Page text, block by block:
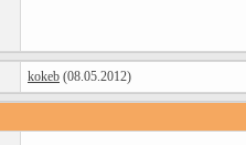
kokeb (08.05.2012)